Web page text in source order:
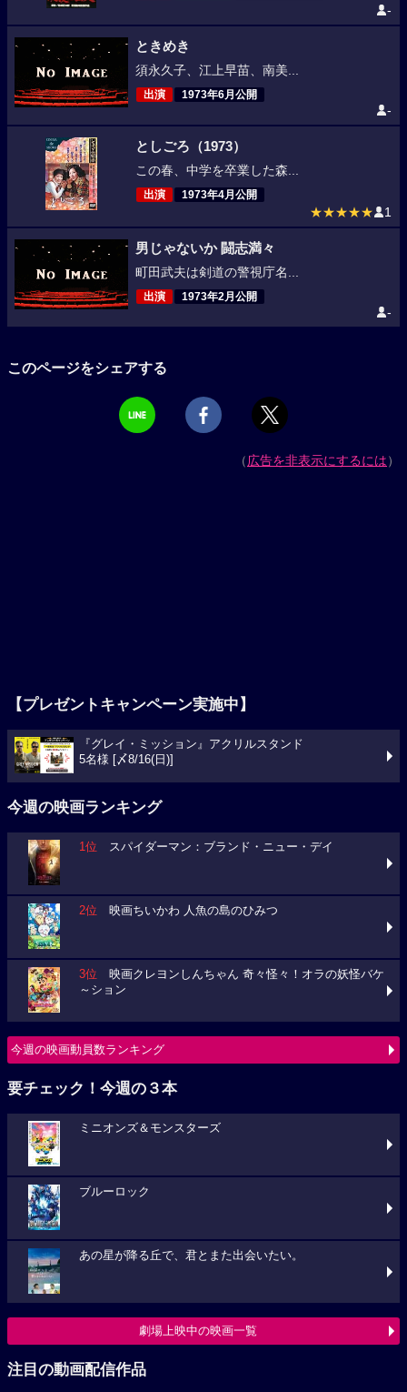
-
ときめき
須永久子、江上早苗、南美...
出演 1973年6月公開
-
としごろ（1973）
この春、中学を卒業した森...
出演 1973年4月公開
★★★★★ 1
男じゃないか 闘志満々
町田武夫は剣道の警視庁名...
出演 1973年2月公開
-
このページをシェアする
（広告を非表示にするには）
【プレゼントキャンペーン実施中】
『グレイ・ミッション』アクリルスタンド
5名様 [〆8/16(日)]
今週の映画ランキング
1位 スパイダーマン：ブランド・ニュー・デイ
2位 映画ちいかわ 人魚の島のひみつ
3位 映画クレヨンしんちゃん 奇々怪々！オラの妖怪バケ
～ション
今週の映画動員数ランキング
要チェック！今週の３本
ミニオンズ＆モンスターズ
ブルーロック
あの星が降る丘で、君とまた出会いたい。
劇場上映中の映画一覧
注目の動画配信作品